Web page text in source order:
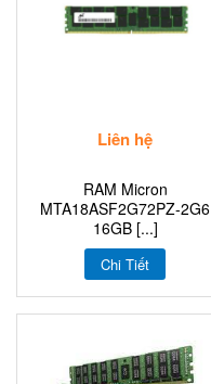
Liên hệ
RAM Micron
MTA18ASF2G72PZ-2G6
16GB [...]
Chi Tiết